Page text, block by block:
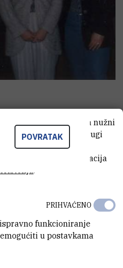
POVRATAK
Neki od tih kolačića nužni
stranice, dok se drugi
stranice radi
Za više informacija
funkcioniranje
u postavkama
PRIHVAĆENO